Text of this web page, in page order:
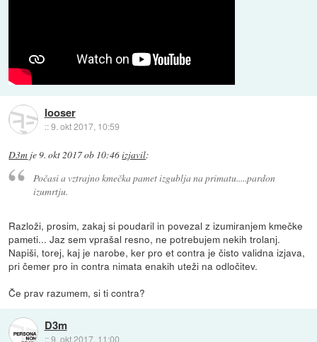
looser
::9. okt 2017, 10:59
D3m je9. okt 2017 ob 10:46izjavil:
Počasi a vztrajno kmečka pamet izgublja na primatu.....pardon
izumrtju.
Razloži, prosim, zakaj si poudaril in povezal z izumiranjem kmečke
pameti... Jaz sem vprašal resno, ne potrebujem nekih trolanj.
Napiši, torej, kaj je narobe, ker pro et contra je čisto validna izjava,
pri čemer pro in contra nimata enakih uteži na odločitev.
Če prav razumem, si ti contra?
D3m
::9. okt 2017, 11:00